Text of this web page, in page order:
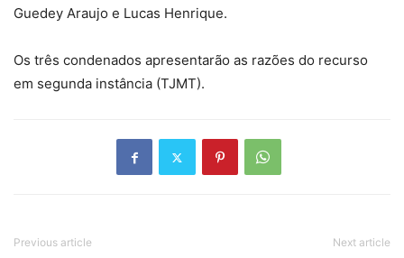
Guedey Araujo e Lucas Henrique.
Os três condenados apresentarão as razões do recurso
em segunda instância (TJMT).
Previous article Next article